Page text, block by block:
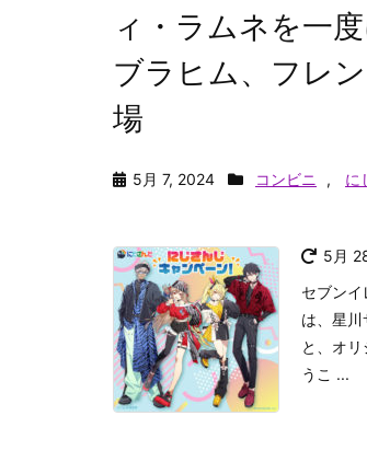
ィ・ラムネを一
ブラヒム、フレ
場
5月 7, 2024 コンビニ , に
5月
セブン
は、星
と、オ
うこ ...